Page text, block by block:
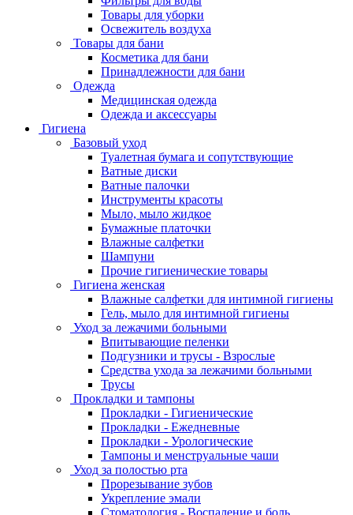
Товары для уборки
Освежитель воздуха
Товары для бани
Косметика для бани
Принадлежности для бани
Одежда
Медицинская одежда
Одежда и аксессуары
Гигиена
Базовый уход
Туалетная бумага и сопутствующие
Ватные диски
Ватные палочки
Инструменты красоты
Мыло, мыло жидкое
Бумажные платочки
Влажные салфетки
Шампуни
Прочие гигиенические товары
Гигиена женская
Влажные салфетки для интимной гигиены
Гель, мыло для интимной гигиены
Уход за лежачими больными
Впитывающие пеленки
Подгузники и трусы - Взрослые
Средства ухода за лежачими больными
Трусы
Прокладки и тампоны
Прокладки - Гигиенические
Прокладки - Ежедневные
Прокладки - Урологические
Тампоны и менструальные чаши
Уход за полостью рта
Прорезывание зубов
Укрепление эмали
Стоматология - Воспаление и боль